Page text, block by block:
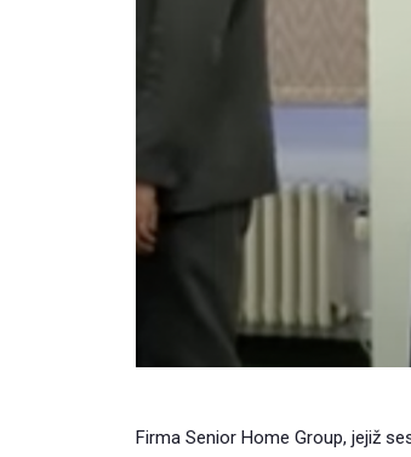
Firma Senior Home Group, jejiž